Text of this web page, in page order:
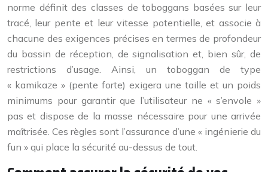
norme définit des classes de toboggans basées sur leur
tracé, leur pente et leur vitesse potentielle, et associe à
chacune des exigences précises en termes de profondeur
du bassin de réception, de signalisation et, bien sûr, de
restrictions d’usage. Ainsi, un toboggan de type
« kamikaze » (pente forte) exigera une taille et un poids
minimums pour garantir que l’utilisateur ne « s’envole »
pas et dispose de la masse nécessaire pour une arrivée
maîtrisée. Ces règles sont l’assurance d’une « ingénierie du
fun » qui place la sécurité au-dessus de tout.